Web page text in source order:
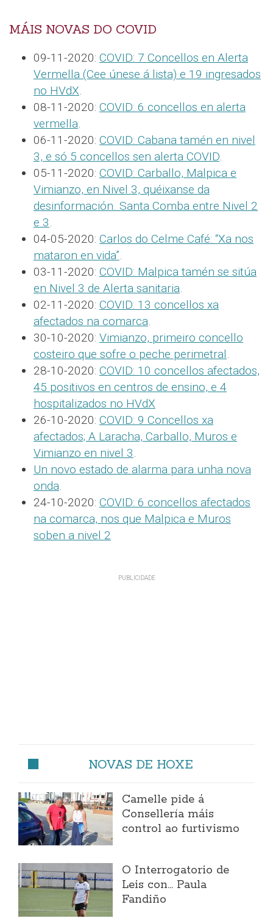
MÁIS NOVAS DO COVID
09-11-2020: COVID: 7 Concellos en Alerta
Vermella (Cee únese á lista) e 19 ingresados
no HVdX.
08-11-2020: COVID: 6 concellos en alerta
vermella.
06-11-2020: COVID: Cabana tamén en nivel
3, e só 5 concellos sen alerta COVID.
05-11-2020: COVID: Carballo, Malpica e
Vimianzo, en Nivel 3, quéixanse da
desinformación. Santa Comba entre Nivel 2
e 3.
04-05-2020: Carlos do Celme Café: “Xa nos
mataron en vida”.
03-11-2020: COVID: Malpica tamén se sitúa
en Nivel 3 de Alerta sanitaria.
02-11-2020: COVID: 13 concellos xa
afectados na comarca.
30-10-2020: Vimianzo, primeiro concello
costeiro que sofre o peche perimetral.
28-10-2020: COVID: 10 concellos afectados,
45 positivos en centros de ensino, e 4
hospitalizados no HVdX
26-10-2020: COVID: 9 Concellos xa
afectados; A Laracha, Carballo, Muros e
Vimianzo en nivel 3.
Un novo estado de alarma para unha nova
onda.
24-10-2020: COVID: 6 concellos afectados
na comarca, nos que Malpica e Muros
soben a nivel 2
NOVAS DE HOXE
Camelle pide á
Consellería máis
control ao furtivismo
O Interrogatorio de
Leis con... Paula
Fandiño